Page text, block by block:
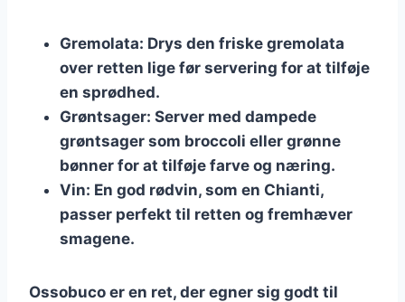
Gremolata: Drys den friske gremolata
over retten lige før servering for at tilføje
en sprødhed.
Grøntsager: Server med dampede
grøntsager som broccoli eller grønne
bønner for at tilføje farve og næring.
Vin: En god rødvin, som en Chianti,
passer perfekt til retten og fremhæver
smagene.
Ossobuco er en ret, der egner sig godt til